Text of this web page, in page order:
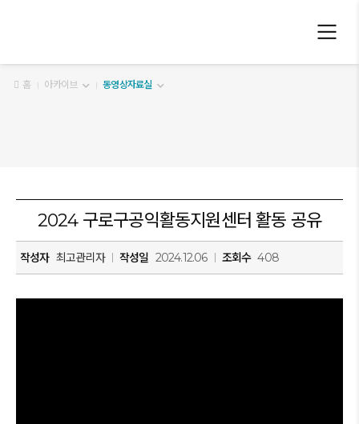
홈 아카이브 동영상자료실
2024 구로구공익활동지원센터 활동 공유
작성자 최고관리자 작성일 2024.12.06 조회수 408